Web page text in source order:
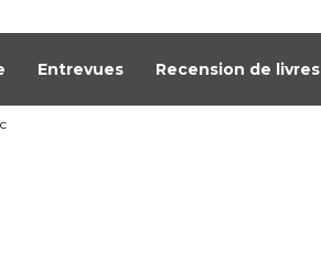
Entrevues Recension de livres